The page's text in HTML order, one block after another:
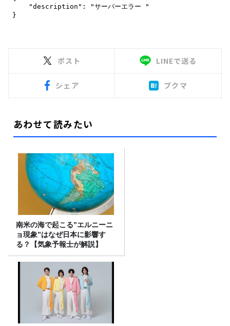
ポスト LINEで送る
シェア ブクマ
あわせて読みたい
南米の海で起こる”エルニーニ
ョ現象”はなぜ日本に影響す
る？【気象予報士が解説】